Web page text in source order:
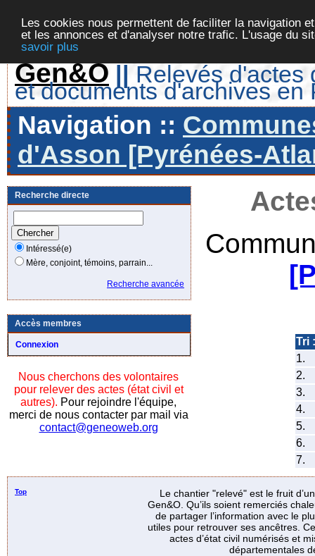
Les cookies nous permettent de faciliter la navigation
et les annonces et d'analyser notre trafic. L'usage du
savoir plus
Gen&O || Relevés d'actes
et documents d'archives en
Navigation ::
d'Asson [Pyrénées-
Recherche directe
Intéressé(e)
Mère, conjoint, témoins, parrain...
Recherche avancée
Accès membres
Connexion
Nous cherchons des volontaires
pour relever des actes (état civil et
autres). Pour rejoindre l'équipe,
merci de nous contacter par mail via
contact@geneoweb.org
Tri :
1.
2.
3.
4.
5.
6.
7.
Top
Le chantier "relevé" est le fruit
Gen&O. Qu’ils soient remerciés
de partager l’information avec le
utiles pour retrouver ses ancêtres.
actes d’état civil numérisés et
départementales